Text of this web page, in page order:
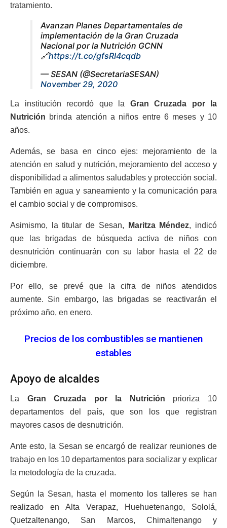
tratamiento.
Avanzan Planes Departamentales de
implementación de la Gran Cruzada
Nacional por la Nutrición GCNN
🔗https://t.co/gfsRI4cqdb
— SESAN (@SecretariaSESAN)
November 29, 2020
La institución recordó que la Gran Cruzada por la
Nutrición brinda atención a niños entre 6 meses y 10
años.
Además, se basa en cinco ejes: mejoramiento de la
atención en salud y nutrición, mejoramiento del acceso y
disponibilidad a alimentos saludables y protección social.
También en agua y saneamiento y la comunicación para
el cambio social y de compromisos.
Asimismo, la titular de Sesan, Maritza Méndez, indicó
que las brigadas de búsqueda activa de niños con
desnutrición continuarán con su labor hasta el 22 de
diciembre.
Por ello, se prevé que la cifra de niños atendidos
aumente. Sin embargo, las brigadas se reactivarán el
próximo año, en enero.
Precios de los combustibles se mantienen
estables
Apoyo de alcaldes
La Gran Cruzada por la Nutrición prioriza 10
departamentos del país, que son los que registran
mayores casos de desnutrición.
Ante esto, la Sesan se encargó de realizar reuniones de
trabajo en los 10 departamentos para socializar y explicar
la metodología de la cruzada.
Según la Sesan, hasta el momento los talleres se han
realizado en Alta Verapaz, Huehuetenango, Sololá,
Quetzaltenango, San Marcos, Chimaltenango y